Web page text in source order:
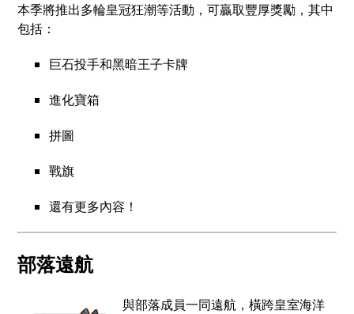
本季將推出多輪皇冠狂潮等活動，可贏取豐厚獎勵，其中
包括：
巨石投手和黑暗王子卡牌
進化寶箱
拼圖
戰旗
還有更多內容！
部落遠航
與部落成員一同遠航，橫跨皇室海洋